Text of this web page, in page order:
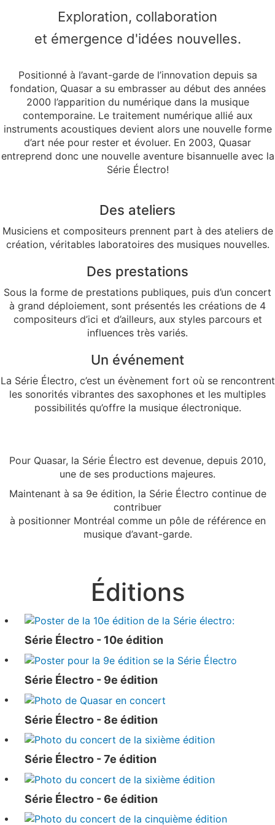
Exploration, collaboration
et émergence d'idées nouvelles.
Positionné à l’avant-garde de l’innovation depuis sa
fondation, Quasar a su embrasser au début des années
2000 l’apparition du numérique dans la musique
contemporaine. Le traitement numérique allié aux
instruments acoustiques devient alors une nouvelle forme
d’art née pour rester et évoluer. En 2003, Quasar
entreprend donc une nouvelle aventure bisannuelle avec la
Série Électro!
Des ateliers
Musiciens et compositeurs prennent part à des ateliers de
création, véritables laboratoires des musiques nouvelles.
Des prestations
Sous la forme de prestations publiques, puis d’un concert
à grand déploiement, sont présentés les créations de 4
compositeurs d’ici et d’ailleurs, aux styles parcours et
influences très variés.
Un événement
La Série Électro, c’est un évènement fort où se rencontrent
les sonorités vibrantes des saxophones et les multiples
possibilités qu’offre la musique électronique.
Pour Quasar, la Série Électro est devenue, depuis 2010,
une de ses productions majeures.
Maintenant à sa 9e édition, la Série Électro continue de
contribuer
à positionner Montréal comme un pôle de référence en
musique d’avant-garde.
Éditions
Série Électro - 10e édition
Série Électro - 9e édition
Série Électro - 8e édition
Série Électro - 7e édition
Série Électro - 6e édition